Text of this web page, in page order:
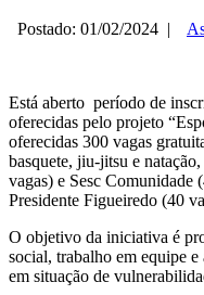
Postado: 01/02/2024 |
Está aberto período de
oferecidas pelo projeto
oferecidas 300 vagas
basquete, jiu-jitsu e
vagas) e Sesc Comunidade
Presidente Figueiredo (40
O objetivo da iniciativa é
social, trabalho em equipe
em situação de